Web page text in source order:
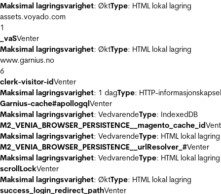
Maksimal lagringsvarighet: ØktType: HTML lokal lagring
assets.voyado.com
1
_vaSVenter
Maksimal lagringsvarighet: ØktType: HTML lokal lagring
www.garnius.no
6
clerk-visitor-idVenter
Maksimal lagringsvarighet: 1 dagType: HTTP-informasjonskapsel
Garnius-cache#apollogqlVenter
Maksimal lagringsvarighet: VedvarendeType: IndexedDB
M2_VENIA_BROWSER_PERSISTENCE__magento_cache_id
Maksimal lagringsvarighet: VedvarendeType: HTML lokal lagring
M2_VENIA_BROWSER_PERSISTENCE__urlResolver_#Venter
Maksimal lagringsvarighet: VedvarendeType: HTML lokal lagring
scrollLockVenter
Maksimal lagringsvarighet: ØktType: HTML lokal lagring
success_login_redirect_pathVenter